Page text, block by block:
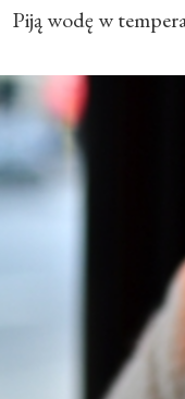
Piją wodę w